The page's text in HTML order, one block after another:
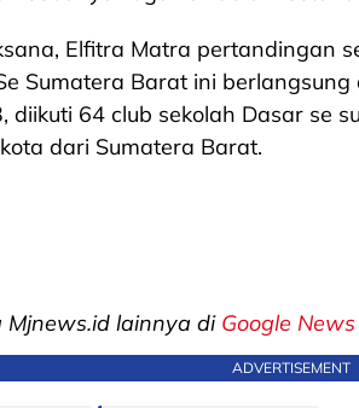
Elfitra Matra pertandingan
Sumatera Barat ini
diikuti 64 club sekolah Dasar se
dari Sumatera Barat.
Mjnews.id lainnya di Google News
ADVERTISEMENT